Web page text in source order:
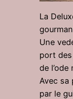
La
Une
port
de l’ode
Avec
par le